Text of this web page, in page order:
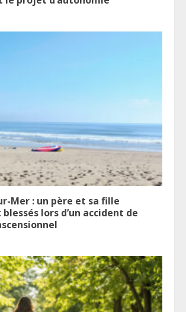
Mer : un père et sa fille
lors d’un accident de